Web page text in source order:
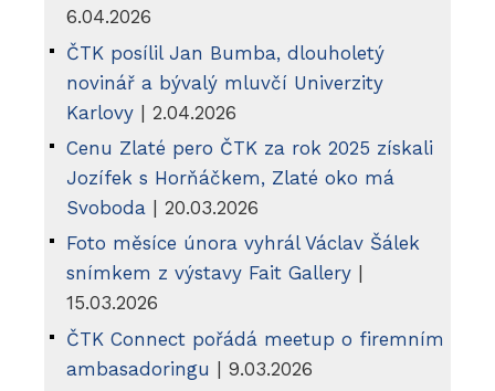
6.04.2026
ČTK posílil Jan Bumba, dlouholetý
novinář a bývalý mluvčí Univerzity
Karlovy | 2.04.2026
Cenu Zlaté pero ČTK za rok 2025 získali
Jozífek s Horňáčkem, Zlaté oko má
Svoboda | 20.03.2026
Foto měsíce února vyhrál Václav Šálek
snímkem z výstavy Fait Gallery
15.03.2026
ČTK Connect pořádá meetup o firemním
ambasadoringu | 9.03.2026